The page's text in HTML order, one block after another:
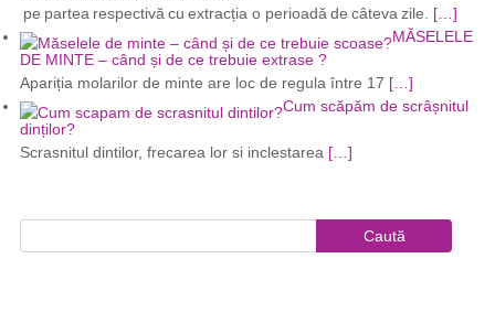
pe partea respectivă cu extracția o perioadă de câteva zile.
[…]
MĂSELELE
DE MINTE – când și de ce trebuie extrase ?
Apariția molarilor de minte are loc de regula între 17 […]
Cum scăpăm de scrâșnitul
dinților?
Scrasnitul dintilor, frecarea lor si inclestarea […]